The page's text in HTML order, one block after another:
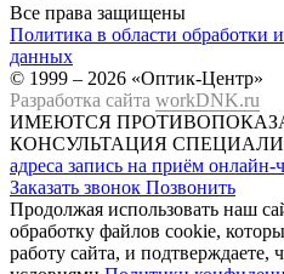
Все права защищены
Политика в области обработки
данных
© 1999 – 2026 «Оптик-Центр»
Разработка сайта workDNK.ru
ИМЕЮТСЯ
КОНСУЛЬТАЦИЯ
адреса запись на приём онлайн-
Заказать звонок Позвонить
Продолжая использовать наш
обработку файлов cookie,
работу сайта, и подтверждаете,